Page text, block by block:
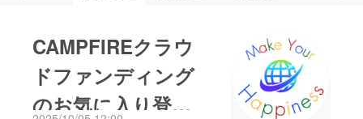
CAMPFIREクラウ
ドファンディング
のお気に入り登録